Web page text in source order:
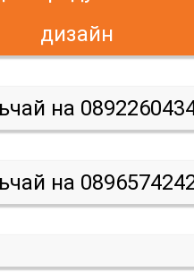
дизайн
на
на